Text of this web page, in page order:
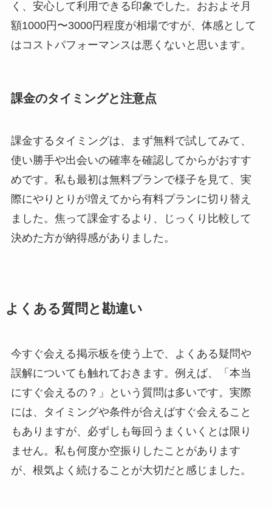
く、安心して利用できる印象でした。おおよそ月
額1000円〜3000円程度が相場ですが、体感として
はコストパフォーマンスは悪くないと思います。
課金のタイミングと注意点
課金するタイミングは、まず無料で試してみて、
使い勝手や出会いの確率を確認してからがおすす
めです。私も最初は無料プランで様子を見て、実
際にやりとりが増えてから有料プランに切り替え
ました。焦って課金するより、じっくり比較して
決めた方が納得感がありました。
よくある質問と勘違い
今すぐ会える掲示板を使う上で、よくある疑問や
誤解についても触れておきます。例えば、「本当
にすぐ会えるの？」という質問は多いです。実際
には、タイミングや条件が合えばすぐ会えること
もありますが、必ずしも毎回うまくいくとは限り
ません。私も何度か空振りしたことがあります
が、根気よく続けることが大切だと感じました。